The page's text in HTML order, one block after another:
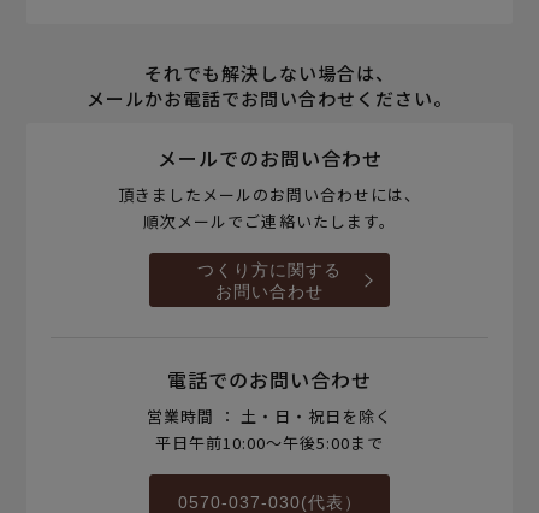
それでも解決しない場合は、
メールかお電話でお問い合わせください。
メールでのお問い合わせ
頂きましたメールのお問い合わせには、
順次メールでご連絡いたします。
つくり方に関する
お問い合わせ
電話でのお問い合わせ
営業時間 ： 土・日・祝日を除く
平日午前10:00～午後5:00まで
0570-037-030(代表）